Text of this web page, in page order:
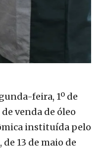
feira, 1º de
venda de óleo
instituída pelo
13 de maio de